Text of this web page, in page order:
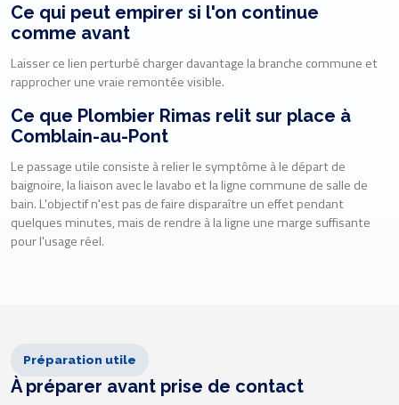
Ce qui peut empirer si l'on continue
comme avant
Laisser ce lien perturbé charger davantage la branche commune et
rapprocher une vraie remontée visible.
Ce que Plombier Rimas relit sur place à
Comblain-au-Pont
Le passage utile consiste à relier le symptôme à le départ de
baignoire, la liaison avec le lavabo et la ligne commune de salle de
bain. L'objectif n'est pas de faire disparaître un effet pendant
quelques minutes, mais de rendre à la ligne une marge suffisante
pour l'usage réel.
Préparation utile
À préparer avant prise de contact